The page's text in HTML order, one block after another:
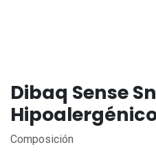
Dibaq Sense
Composición